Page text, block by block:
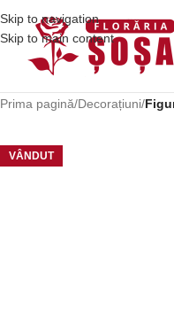
Skip to navigation
Skip to main content
Prima pagină/Decorațiuni/
VÂNDUT